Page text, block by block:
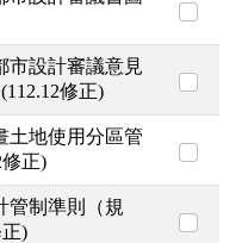
市設計審議意見
修正)
土地使用分區管
正)
管制準則（規
)